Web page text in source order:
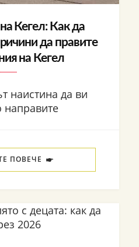
Кегел: Как да
да правите
на Кегел
наистина да ви
направите
ПОВЕЧЕ